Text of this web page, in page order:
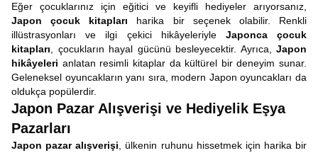
Eğer çocuklarınız için eğitici ve keyifli hediyeler arıyorsanız,
Japon çocuk kitapları harika bir seçenek olabilir. Renkli
illüstrasyonları ve ilgi çekici hikâyeleriyle Japonca çocuk
kitapları , çocukların hayal gücünü besleyecektir. Ayrıca, Japon
hikâyeleri anlatan resimli kitaplar da kültürel bir deneyim sunar.
Geleneksel oyuncakların yanı sıra, modern Japon oyuncakları da
oldukça popülerdir.
Japon Pazar Alışverişi ve Hediyelik Eşya
Pazarları
Japon pazar alışverişi , ülkenin ruhunu hissetmek için harika bir